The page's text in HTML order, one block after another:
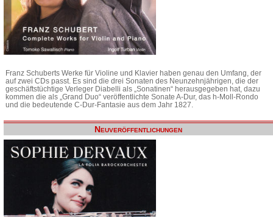
Franz Schuberts Werke für Violine und Klavier haben genau den Umfang, der
auf zwei CDs passt. Es sind die drei Sonaten des Neunzehnjährigen, die der
geschäftstüchtige Verleger Diabelli als „Sonatinen“ herausgegeben hat, dazu
kommen die als „Grand Duo“ veröffentlichte Sonate A-Dur, das h-Moll-Rondo
und die bedeutende C-Dur-Fantasie aus dem Jahr 1827.
Neuveröffentlichungen